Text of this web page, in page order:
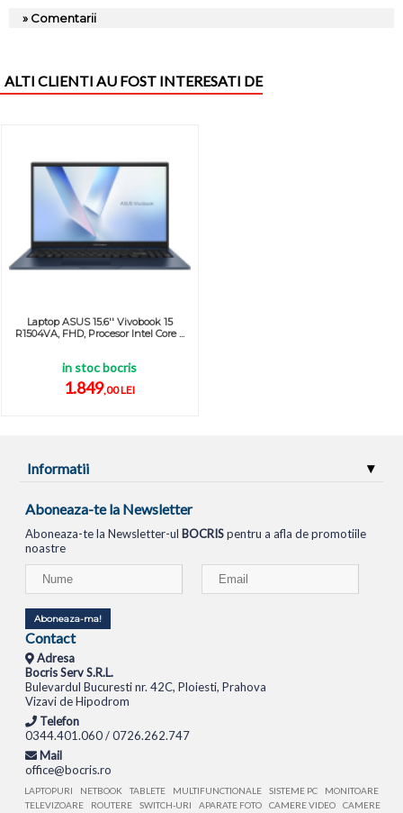
» Comentarii
ALTI CLIENTI AU FOST INTERESATI DE
Laptop ASUS 15.6'' Vivobook 15
R1504VA, FHD, Procesor Intel Core ...
in stoc bocris
1.849,00 LEI
Informatii
Aboneaza-te la Newsletter
Aboneaza-te la Newsletter-ul BOCRISpentru a afla de promotiile
noastre
Aboneaza-ma!
Contact
Adresa
Bocris Serv S.R.L.
Bulevardul Bucuresti nr. 42C, Ploiesti, Prahova
Vizavi de Hipodrom
Telefon
0344.401.060 / 0726.262.747
Mail
office@bocris.ro
LAPTOPURI NETBOOK TABLETE MULTIFUNCTIONALE SISTEME PC
MONITOARE
TELEVIZOARE
ROUTERE SWITCH-URI APARATE FOTO CAMERE VIDEO CAMERE